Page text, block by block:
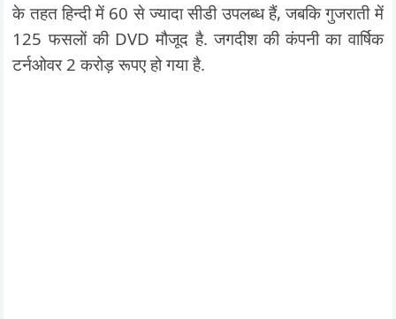
के तहत हिन्दी में 60 से ज्यादा सीडी उपलब्ध हैं, जबकि गुजराती में
125 फसलों की DVD मौजूद है. जगदीश की कंपनी का वार्षिक
टर्नओवर 2 करोड़ रूपए हो गया है.